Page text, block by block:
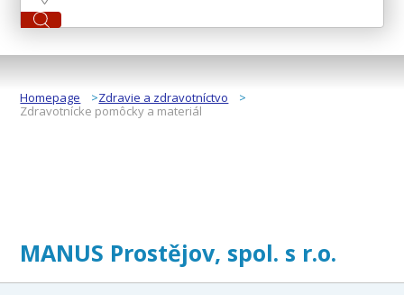
Homepage
Zdravie a zdravotníctvo
Zdravotnícke pomôcky a materiál
MANUS Prostějov, spol. s r.o.